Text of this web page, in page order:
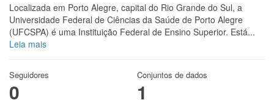
Localizada em Porto Alegre, capital do Rio Grande do Sul, a
Universidade Federal de Ciências da Saúde de Porto Alegre
(UFCSPA) é uma Instituição Federal de Ensino Superior. Está...
Leia mais
Seguidores
0
Conjuntos de dados
1